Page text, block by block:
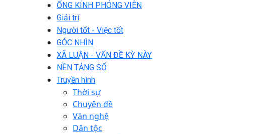
ỐNG KÍNH PHÓNG VIÊN
Giải trí
Người tốt - Việc tốt
GÓC NHÌN
XÃ LUẬN - VẤN ĐỀ KỲ NÀY
NỀN TẢNG SỐ
Truyền hình
Thời sự
Chuyên đề
Văn nghệ
Dân tộc